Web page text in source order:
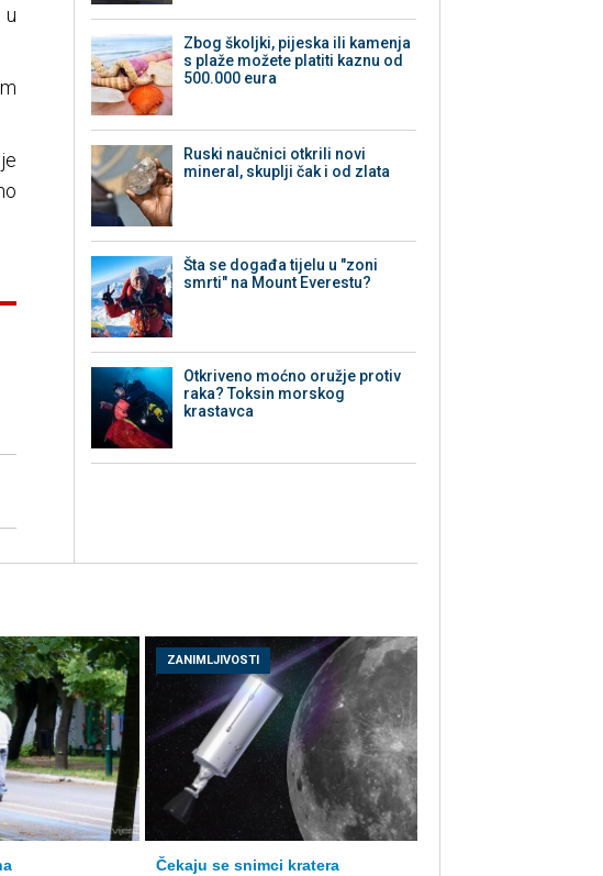
u
Zbog školjki, pijeska ili kamenja
s plaže možete platiti kaznu od
500.000 eura
Ruski naučnici otkrili novi
mineral, skuplji čak i od zlata
Šta se događa tijelu u "zoni
smrti" na Mount Everestu?
Otkriveno moćno oružje protiv
raka? Toksin morskog
krastavca
ZANIMLJIVOSTI
Čekaju se snimci kratera